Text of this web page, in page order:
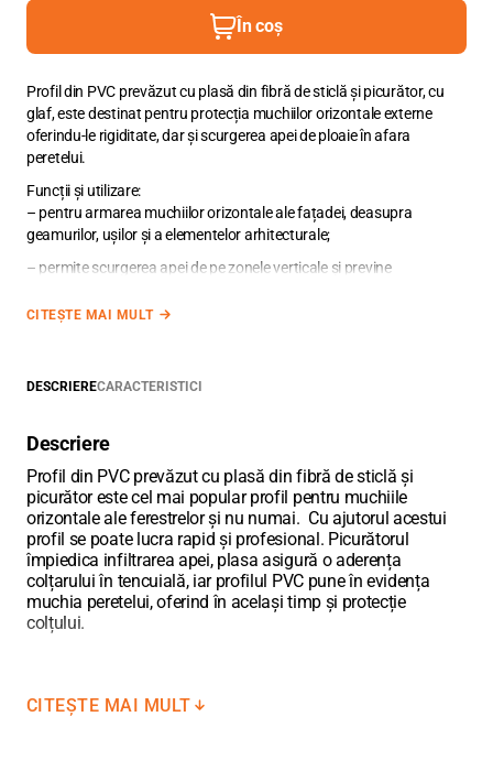
În coș
Profil din PVC prevăzut cu plasă din fibră de sticlă și picurător, cu
glaf, este destinat pentru protecția muchiilor orizontale externe
oferindu-le rigiditate, dar și scurgerea apei de ploaie în afara
peretelui.
Funcții și utilizare:
– pentru armarea muchiilor orizontale ale fațadei, deasupra
geamurilor, ușilor și a elementelor arhitecturale;
– permite scurgerea apei de pe zonele verticale și previne
– previne pătrunderea apei sub glet și distrugerea fațadei;
CITEȘTE MAI MULT
DESCRIERECARACTERISTICI
Descriere
Profil din PVC prevăzut cu plasă din fibră de sticlă și
picurător este cel mai popular profil pentru muchiile
orizontale ale ferestrelor și nu numai. Cu ajutorul acestui
profil se poate lucra rapid și profesional. Picurătorul
împiedica infiltrarea apei, plasa asigură o aderența
colțarului în tencuială, iar profilul PVC pune în evidența
muchia peretelui, oferind în același timp și protecție
colțului.
CITEȘTE MAI MULT